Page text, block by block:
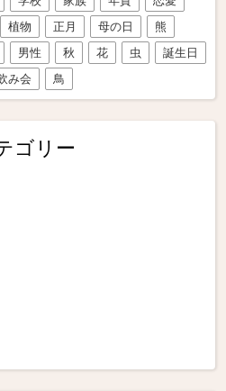
植物 正月 母の日
熊
男性 秋 花 虫
誕生日
み会 鳥
ゴリー